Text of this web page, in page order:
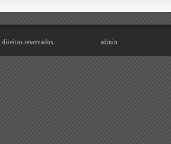
reservados. admin